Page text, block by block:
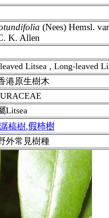
(Nees) Hemsl.
K. Allen
Litsea , Long-leaved
港原生樹木
Litsea
潺槁樹,假柿樹
外常見樹種